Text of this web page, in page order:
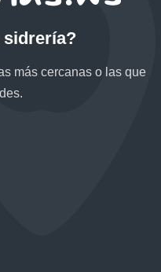
sidrería?
más cercanas o las que